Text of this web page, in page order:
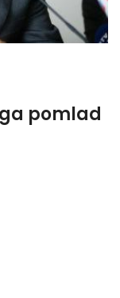
pomlad